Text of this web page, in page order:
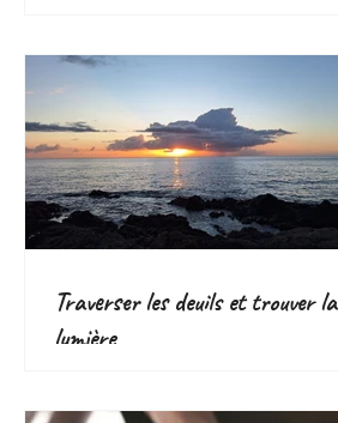
Traverser les deuils et trouver la
lumière